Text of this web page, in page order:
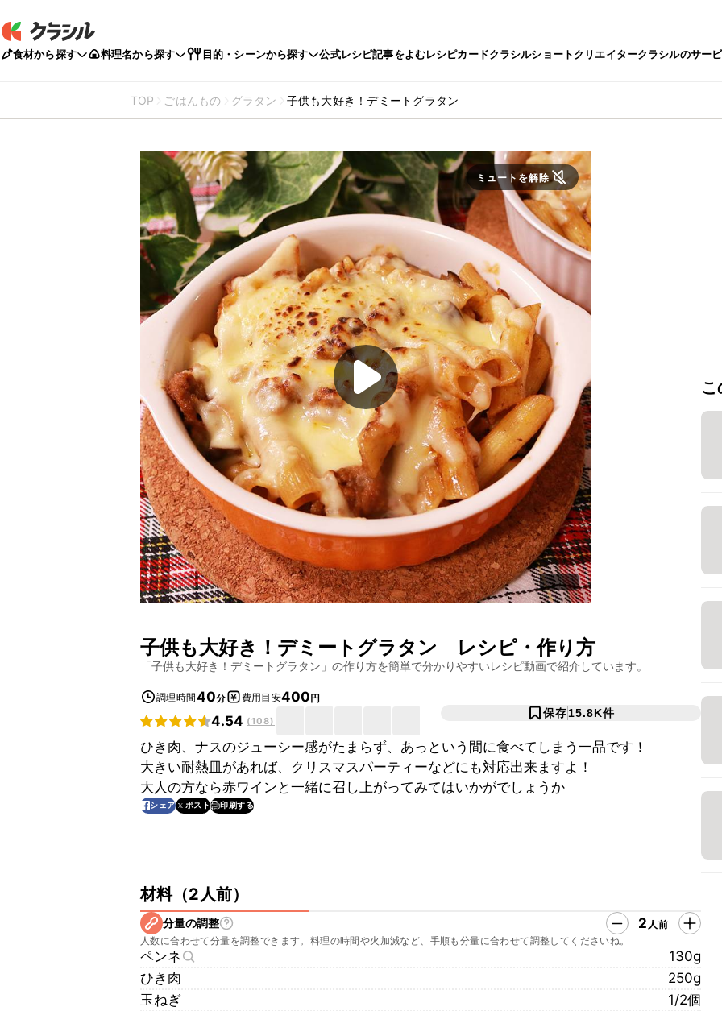
食材から探す 料理名から探す 目的・シーンから探す 公式レシピ記事をよむレシピカードクラシルショートクリエイタークラシルのサー
TOP ごはんもの グラタン 子供も大好き！デミートグラタン
ミュートを解除
子供も大好き！デミートグラタン レシピ・作り方
「子供も大好き！デミートグラタン 」の作り方を簡単で分かりやすいレシピ動画で紹介しています。
調理時間40分 費用目安400円
4.54 (108)
保存15.8K件
ひき肉、ナスのジューシー感がたまらず、あっという間に食べてしまう一品です！
大きい耐熱皿があれば、クリスマスパーティーなどにも対応出来ますよ！
大人の方なら赤ワインと一緒に召し上がってみてはいかがでしょうか
シェア ポスト 印刷する
材料（2人前）
分量の調整 2 人前
人数に合わせて分量を調整できます。料理の時間や火加減など、手順も分量に合わせて調整してくださいね。
ペンネ
130g
ひき肉
250g
玉ねぎ
1/2個